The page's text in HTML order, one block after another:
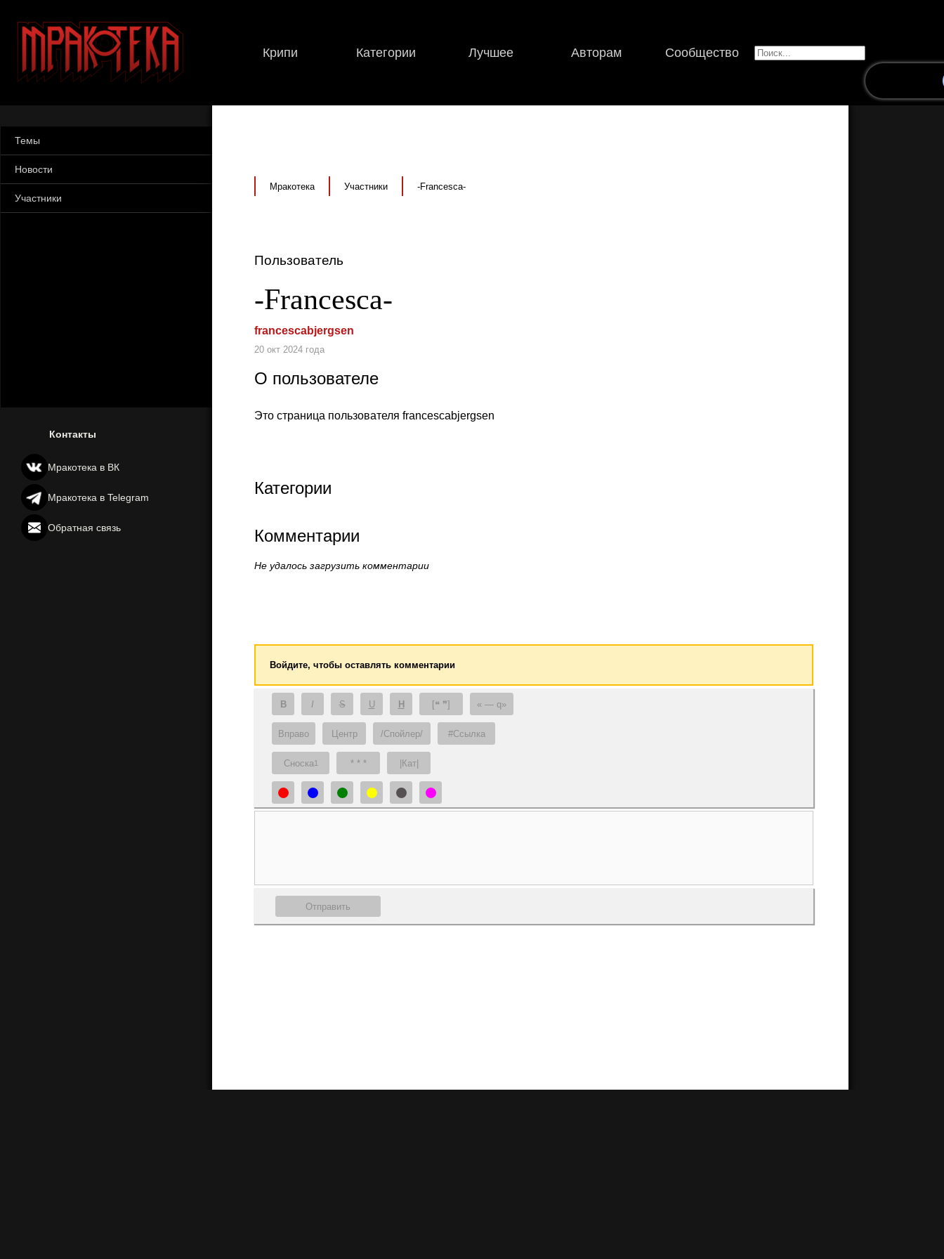
Крипи Категории Лучшее Авторам Сообщество
Темы
Новости
Участники
Контакты
Мракотека в ВК
Мракотека в Telegram
Обратная связь
Мракотека Участники -Francesca-
Пользователь
-Francesca-
francescabjergsen
20 окт 2024 года
О пользователе
Это страница пользователя francescabjergsen
Категории
Комментарии
Не удалось загрузить комментарии
Войдите, чтобы оставлять комментарии
B I S U H [❝ ❞] — q
Вправо Центр /Спойлер/ #Ссылка
Сноска1 * * * |Кат|